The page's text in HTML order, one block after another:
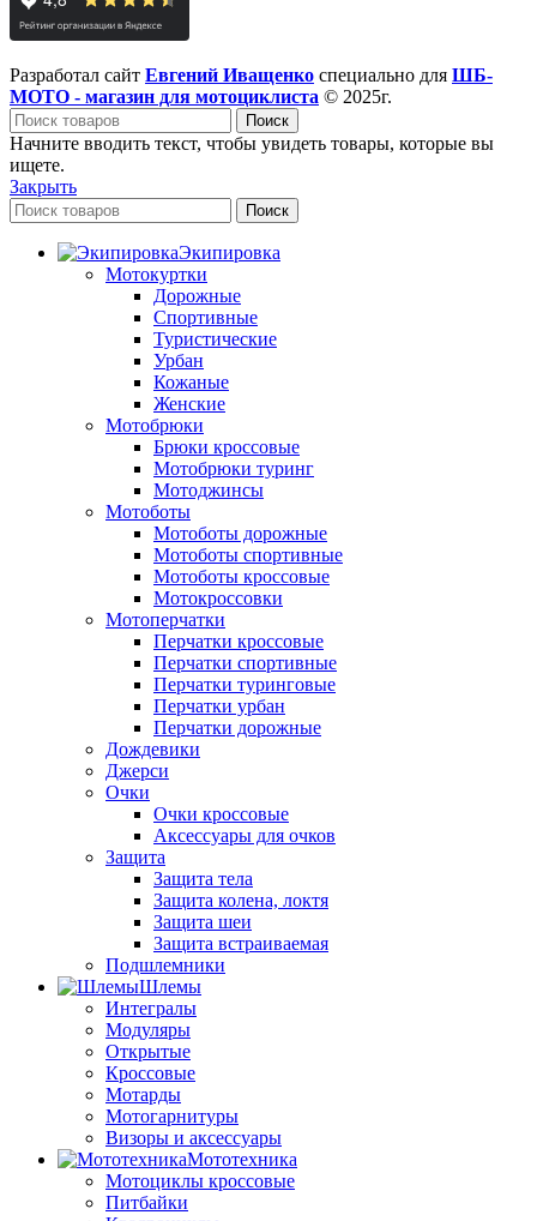
Разработал сайт Евгений Иващенко специально для ШБ-
МОТО - магазин для мотоциклиста © 2025г.
Поиск
Начните вводить текст, чтобы увидеть товары, которые вы
ищете.
Закрыть
Поиск
Экипировка
Мотокуртки
Дорожные
Спортивные
Туристические
Урбан
Кожаные
Женские
Мотобрюки
Брюки кроссовые
Мотобрюки туринг
Мотоджинсы
Мотоботы
Мотоботы дорожные
Мотоботы спортивные
Мотоботы кроссовые
Мотокроссовки
Мотоперчатки
Перчатки кроссовые
Перчатки спортивные
Перчатки туринговые
Перчатки урбан
Перчатки дорожные
Дождевики
Джерси
Очки
Очки кроссовые
Аксессуары для очков
Защита
Защита тела
Защита колена, локтя
Защита шеи
Защита встраиваемая
Подшлемники
Шлемы
Интегралы
Модуляры
Открытые
Кроссовые
Мотарды
Мотогарнитуры
Визоры и аксессуары
Мототехника
Мотоциклы кроссовые
Питбайки